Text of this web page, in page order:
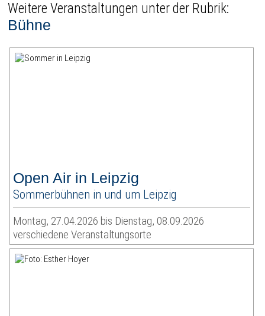
Weitere Veranstaltungen unter der Rubrik:
Bühne
Open Air in Leipzig
Sommerbühnen in und um Leipzig
Montag, 27.04.2026 bis Dienstag, 08.09.2026
verschiedene Veranstaltungsorte